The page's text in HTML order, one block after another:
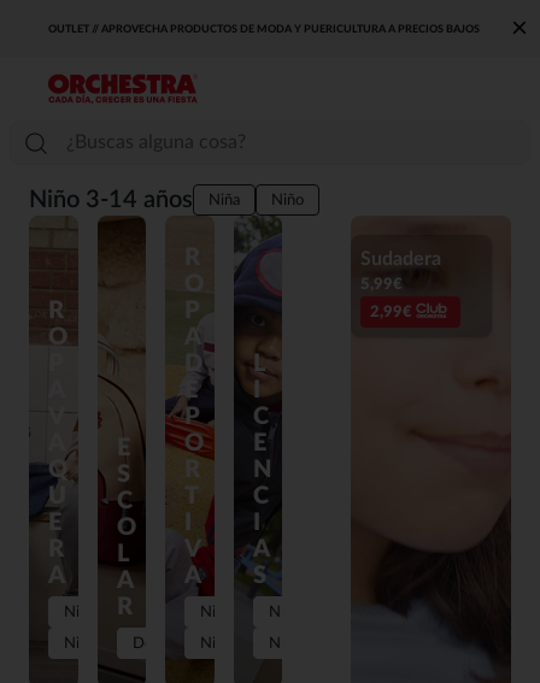
OUTLET // APROVECHA PRODUCTOS DE MODA Y PUERICULTURA A PRECIOS BAJOS ×
Niño 3-14 años Niña Niño
R
O
Q
U
E
R
A
Niña
Niño
E
S
C
O
L
A
R
Descubrir
P
A
D
E
P
O
R
T
V
A
Niña
Niño
L
I
C
E
N
C
A
S
Niña
Niño
Sudadera
5,99€
2,99€